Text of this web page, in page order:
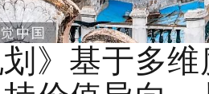
划》基于多